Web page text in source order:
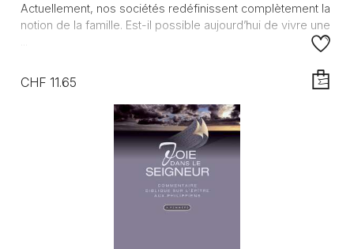
Actuellement, nos sociétés redéfinissent complètement la
notion de la famille. Est-il possible aujourd’hui de vivre une
CHF 11.65